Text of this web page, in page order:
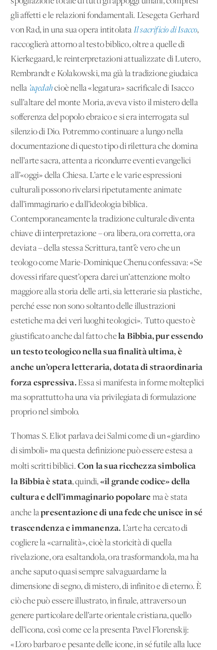
gli affetti e le relazioni fondamentali. L’esegeta Gerhard
von Rad, in una sua opera intitolata Il sacrificio di Isacco,
raccoglierà attorno al testo biblico, oltre a quelle di
Kierkegaard, le reinterpretazioni attualizzate di Lutero,
Rembrandt e Kolakowski, ma già la tradizione giudaica
nella ’aqedahcioè nella «legatura» sacrificale di Isacco
sull’altare del monte Moria, aveva visto il mistero della
sofferenza del popolo ebraico e si era interrogata sul
silenzio di Dio. Potremmo continuare a lungo nella
documentazione di questo tipo di rilettura che domina
nell’arte sacra, attenta a ricondurre eventi evangelici
all’«oggi» della Chiesa. L’arte e le varie espressioni
culturali possono rivelarsi ripetutamente animate
dall’immaginario e dall’ideologia biblica.
Contemporaneamente la tradizione culturale diventa
chiave di interpretazione – ora libera, ora corretta, ora
deviata – della stessa Scrittura, tant’è vero che un
teologo come Marie-Dominique Chenu confessava: «Se
dovessi rifare quest’opera darei un’attenzione molto
maggiore alla storia delle arti, sia letterarie sia plastiche,
perché esse non sono soltanto delle illustrazioni
estetiche ma dei veri luoghi teologici». Tutto questo è
giustificato anche dal fatto chela Bibbia, pur essendo
un testo teologico nella sua finalità ultima, è
anche un’opera letteraria, dotata di straordinaria
forza espressiva.Essa si manifesta in forme molteplici
ma soprattutto ha una via privilegiata di formulazione
proprio nel simbolo.
Thomas S. Eliot parlava dei Salmi come di un «giardino
di simboli» ma questa definizione può essere estesa a
molti scritti biblici. Con la sua ricchezza simbolica
la Bibbia è stata, quindi, «il grande codice» della
cultura e dell’immaginario popolare ma è stata
anche lapresentazione di una fede che unisce in sé
trascendenza e immanenza. L’arte ha cercato di
cogliere la «carnalità», cioè la storicità di quella
rivelazione, ora esaltandola, ora trasformandola, ma ha
anche saputo quasi sempre salvaguardarne la
dimensione di segno, di mistero, di infinito e di eterno. È
ciò che può essere illustrato, in finale, attraverso un
genere particolare dell’arte orientale cristiana, quello
dell’icona, così come ce la presenta Pavel Florenskij:
«L’oro barbaro e pesante delle icone, in sé futile alla luce